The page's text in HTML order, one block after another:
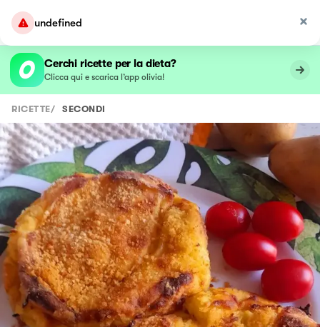
undefined
Cerchi ricette per la dieta?
Clicca qui e scarica l’app olivia!
RICETTE/ SECONDI